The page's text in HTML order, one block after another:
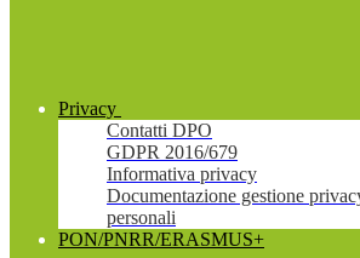
Privacy
Contatti DPO
GDPR 2016/679
Informativa privacy
Documentazione gestione
personali
PON/PNRR/ERASMUS+